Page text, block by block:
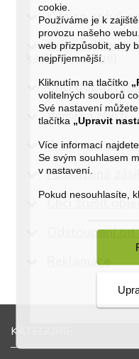
cookie.
Používáme je k
provozu našeho
web přizpůsobit, aby
nejpříjemnější.
Kliknutím na tlačítko
volitelných souborů
Své nastavení
tlačítka
„Upravit
Více informací najdete
Se svým souhlasem
v nastavení.
Pokud nesouhlasíte,
Kde se právě
Nepodařilo se
kartou (on-line)
Chci doplnit
Výměna zboží
Problémy s
Poškozená
Chci zrušit
Odstoupení
Reklamace
KATEGORIE